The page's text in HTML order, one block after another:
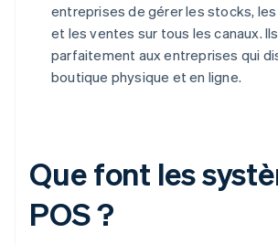
entreprises de gérer les stocks,
et les ventes sur tous les canaux.
parfaitement aux entreprises qui
boutique physique et en ligne.
Que font les
POS ?